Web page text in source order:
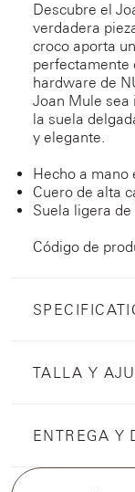
Descubre el
verdadera
croco aporta
perfectamente
hardware de
Joan Mule sea
la suela
y elegante.
Hecho a mano
Cuero de alta
Suela ligera de
Código de
TALLA Y
ENTREGA Y